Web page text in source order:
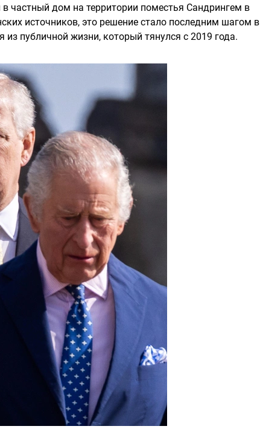
частный дом на территории поместья Сандрингем в
источников, это решение стало последним шагом в
из публичной жизни, который тянулся с 2019 года.